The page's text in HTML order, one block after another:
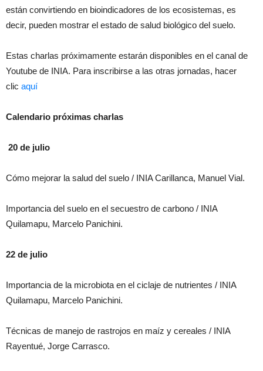
están convirtiendo en bioindicadores de los ecosistemas, es
decir, pueden mostrar el estado de salud biológico del suelo.
Estas charlas próximamente estarán disponibles en el canal de
Youtube de INIA. Para inscribirse a las otras jornadas, hacer
clic aquí
Calendario próximas charlas
20 de julio
Cómo mejorar la salud del suelo / INIA Carillanca, Manuel Vial.
Importancia del suelo en el secuestro de carbono / INIA
Quilamapu, Marcelo Panichini.
22 de julio
Importancia de la microbiota en el ciclaje de nutrientes / INIA
Quilamapu, Marcelo Panichini.
Técnicas de manejo de rastrojos en maíz y cereales / INIA
Rayentué, Jorge Carrasco.